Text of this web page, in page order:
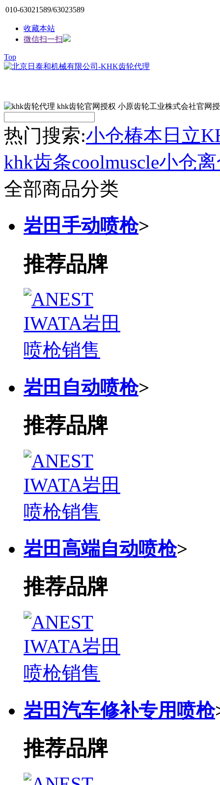
010-63021589/63023589
收藏本站
微信扫一扫
Top
热门搜索:小仓椿本 日立
khk齿条coolmuscle小仓
全部商品分类
岩田手动喷枪>
推荐品牌
岩田自动喷枪>
推荐品牌
岩田高端自动喷枪>
推荐品牌
岩田汽车修补专用喷枪
推荐品牌